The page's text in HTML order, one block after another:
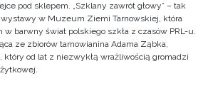
pod sklepem. „Szklany zawrót głowy” – tak
w Muzeum Ziemi Tarnowskiej, która
barwny świat polskiego szkła z czasów PRL-u.
ze zbiorów tarnowianina Adama Ząbka,
który od lat z niezwykłą wrażliwością gromadzi